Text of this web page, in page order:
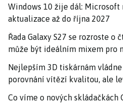
Windows 10 žije dál: Microsoft
aktualizace až do října 2027
Řada Galaxy S27 se rozroste
může být ideálním mixem pro
Nejlepším 3D tiskárnám vládne
porovnání vítězí kvalitou, ale
Co víme o nových skládačkách